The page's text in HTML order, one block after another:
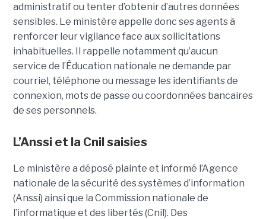
administratif ou tenter d’obtenir d’autres données
sensibles. Le ministère appelle donc ses agents à
renforcer leur vigilance face aux sollicitations
inhabituelles. Il rappelle notamment qu’aucun
service de l’Éducation nationale ne demande par
courriel, téléphone ou message les identifiants de
connexion, mots de passe ou coordonnées bancaires
de ses personnels.
L’Anssi et la Cnil saisies
Le ministère a déposé plainte et informé l’Agence
nationale de la sécurité des systèmes d’information
(Anssi) ainsi que la Commission nationale de
l’informatique et des libertés (Cnil). Des